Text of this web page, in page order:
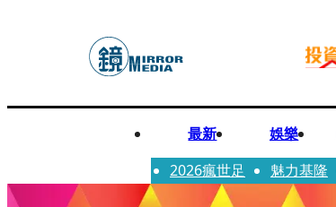
最新 娛樂
2026瘋世足
魅力基隆